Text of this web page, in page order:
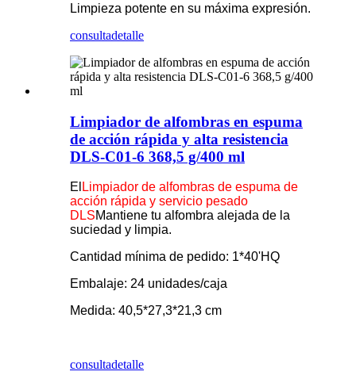
Limpieza potente en su máxima expresión.
consultadetalle
Limpiador de alfombras en espuma
de acción rápida y alta resistencia
DLS-C01-6 368,5 g/400 ml
El Limpiador de alfombras de espuma de
acción rápida y servicio pesado
DLSMantiene tu alfombra alejada de la
suciedad y limpia.
Cantidad mínima de pedido: 1*40'HQ
Embalaje: 24 unidades/caja
Medida: 40,5*27,3*21,3 cm
consultadetalle